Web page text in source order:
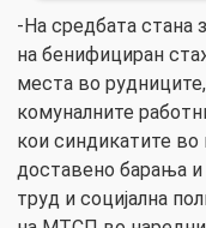
-На средбата стана
на бенифициран
места во
комуналните
кои синдикатите
доставено барања
труд и социјална